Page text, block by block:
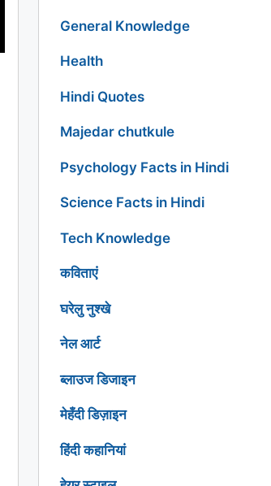
General Knowledge
Health
Hindi Quotes
Majedar chutkule
Psychology Facts in Hindi
Science Facts in Hindi
Tech Knowledge
कविताएं
घरेलु नुश्खे
नेल आर्ट
ब्लाउज डिजाइन
मेहँदी डिज़ाइन
हिंदी कहानियां